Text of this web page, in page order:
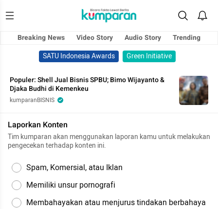
Breaking News Video Story Audio Story
Trending
SATU Indonesia Awards
Green Initiative
Populer: Shell Jual Bisnis SPBU; Bimo Wijayanto &
Djaka Budhi di Kemenkeu
kumparanBISNIS
Laporkan Konten
Tim kumparan akan menggunakan laporan kamu untuk melakukan
pengecekan terhadap konten ini.
Spam, Komersial, atau Iklan
Memiliki unsur pornografi
Membahayakan atau menjurus tindakan berbahaya